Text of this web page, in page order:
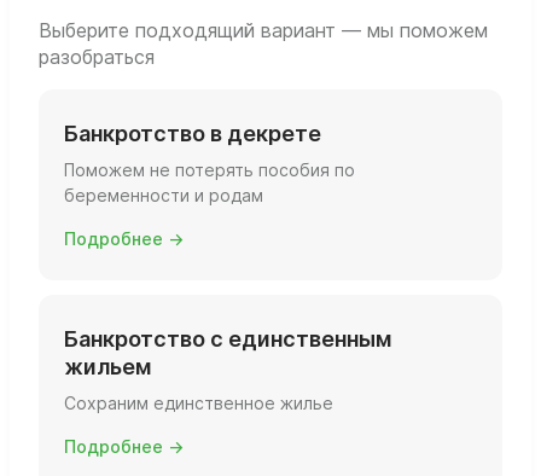
Выберите подходящий вариант — мы поможем
разобраться
Банкротство в декрете
Поможем не потерять пособия по
беременности и родам
Подробнее →
Банкротство с единственным
жильем
Сохраним единственное жилье
Подробнее →